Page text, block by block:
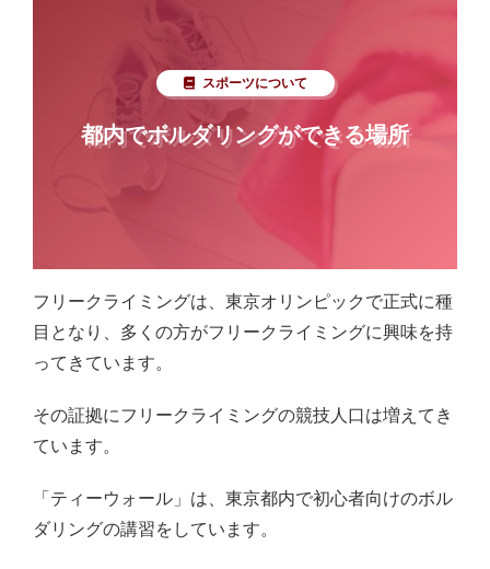
スポーツについて
都内でボルダリングができる場所
フリークライミングは、東京オリンピックで正式に種
目となり、多くの方がフリークライミングに興味を持
ってきています。
その証拠にフリークライミングの競技人口は増えてき
ています。
「ティーウォール」は、東京都内で初心者向けのボル
ダリングの講習をしています。